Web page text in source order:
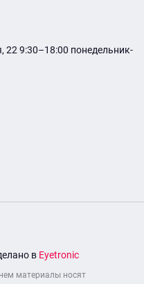
22 9:30–18:00 понедельник-
в Eyetronic
материалы носят